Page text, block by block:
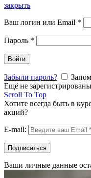
закрыть
Ваш логин или Email *
Пароль *
Войти
Забыли пароль?
Ещё не
Scroll To Top
Хотите всегда быть в
акций?
E-mail:
Ваши личные данные